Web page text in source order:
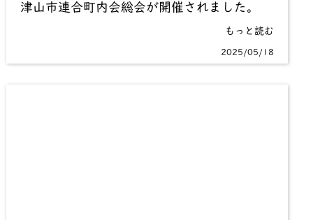
津山市連合町内会総会が開催されました。
もっと読む
2025/05/18